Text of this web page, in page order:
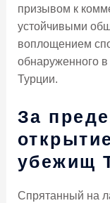
призывом к
устойчивыми
воплощением
обнаруженного
Турции.
За
убежищ
Спрятанный на